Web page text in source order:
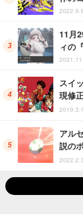
11月
ィの
スイ
現修
アル
説の